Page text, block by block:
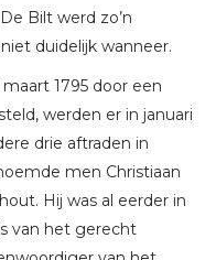
Bilt werd zo’n
duidelijk wanneer.
1795 door een
werden er in januari
drie aftraden in
men Christiaan
Hij was al eerder in
van het gerecht